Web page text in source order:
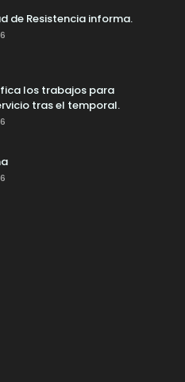
de Resistencia informa.
los trabajos para
tras el temporal.